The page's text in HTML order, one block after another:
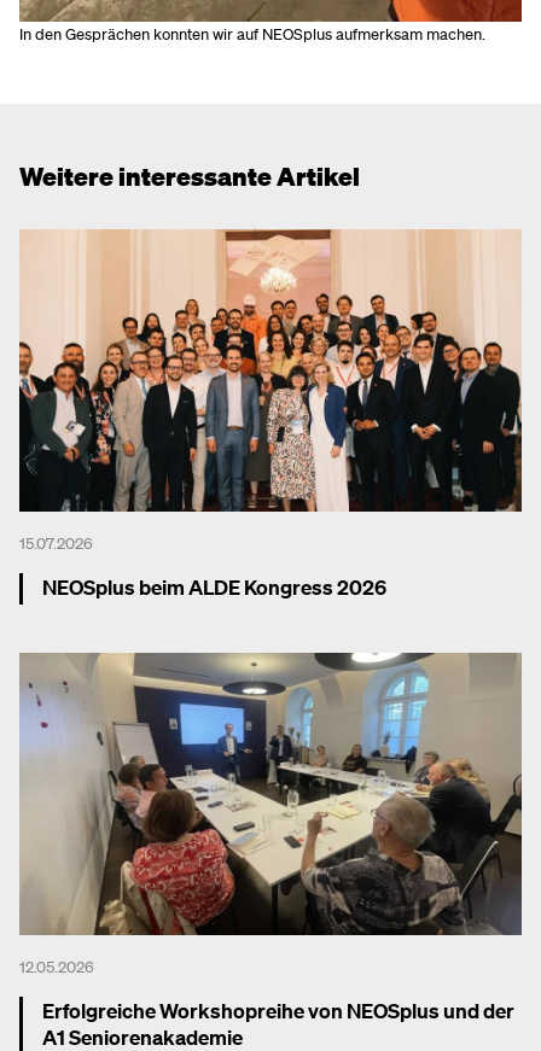
In den Gesprächen konnten wir auf NEOSplus aufmerksam machen.
Weitere interessante Artikel
15.07.2026
NEOSplus beim ALDE Kongress 2026
12.05.2026
Erfolgreiche Workshopreihe von NEOSplus und der
A1 Seniorenakademie